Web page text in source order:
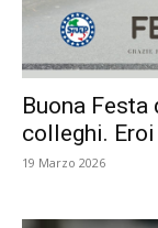
Buona
colleghi. Eroi
19 Marzo 2026